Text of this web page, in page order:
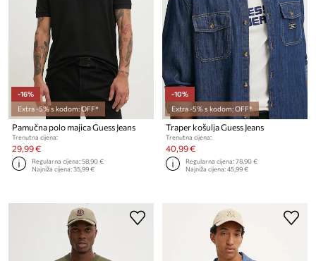
-16%
Extra -5% s kodom: OFF*
Pamučna polo majica Guess Jeans
Trenutna cijena:
29,99 €
Regularna cijena:58,90 €
Najniža cijena:35,99 €
-10%
Extra -5% s kodom: OFF*
Traper košulja Guess Jeans
Trenutna cijena:
40,99 €
Regularna cijena:78,90 €
Najniža cijena:45,99 €